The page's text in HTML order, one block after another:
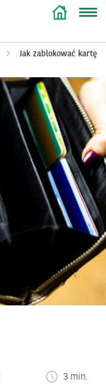
Jak zablokować kartę
3 min.